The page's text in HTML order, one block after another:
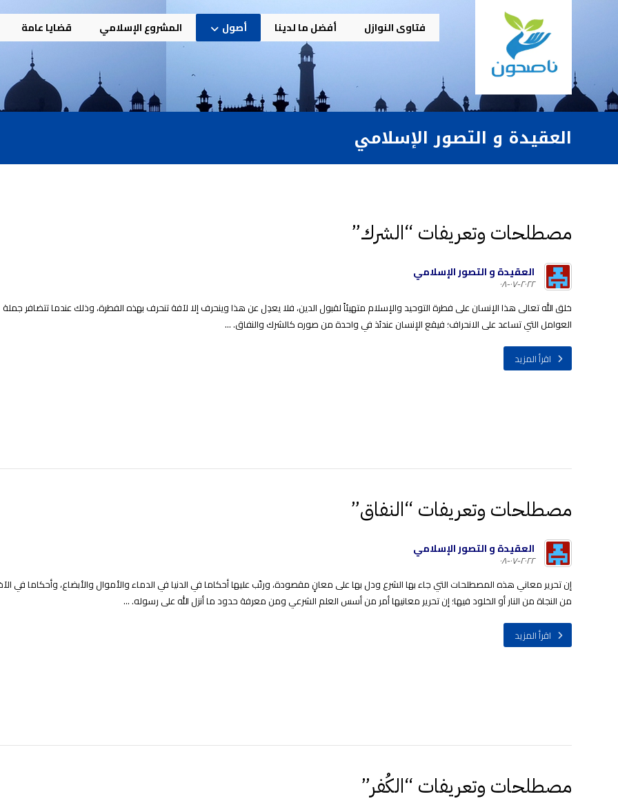
فتاوى النوازل أفضل ما لدينا أصول المشروع الإسلامي قضايا عامة
العقيدة و التصور الإسلامي
مصطلحات وتعريفات “الشرك”
العقيدة و التصور الإسلامي
٢٠٢٢-٠٧-٠٨
خلق الله تعالى هذا الإنسان على فطرة التوحيد والإسلام متهيئاً لقبول الدين، فلا يعدِل عن هذا وينحرف إلا لآفة تنحرف بهذه الفطرة، وذلك عندما تتضافر
العوامل التي تساعد على الانحراف؛ فيقع الإنسان عندئذ في واحدة من صوره كالشرك والنفاق. ...
اقرأ المزيد
مصطلحات وتعريفات “النفاق”
العقيدة و التصور الإسلامي
٢٠٢٢-٠٧-٠٨
إن تحرير معاني هذه المصطلحات التي جاء بها الشرع ودل بها على معانٍ مقصودة، ورتّب عليها أحكاما في الدنيا في الدماء والأموال والأبضاع، وأحكاما في
من النجاة من النار أو الخلود فيها؛ إن تحرير معانيها أمر من أسس العلم الشرعي ومن معرفة حدود ما أنزل الله على رسوله. ...
اقرأ المزيد
مصطلحات وتعريفات “الكُفر”